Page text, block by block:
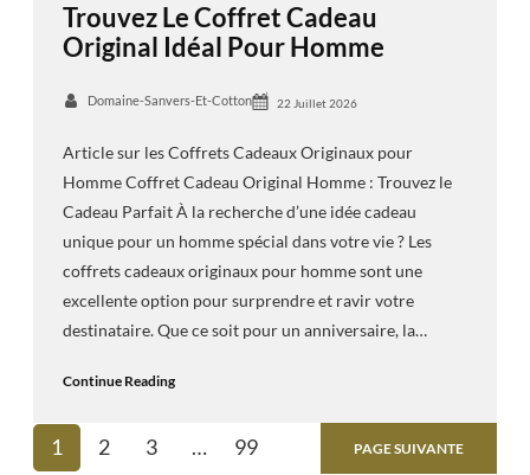
Trouvez Le Coffret Cadeau
Original Idéal Pour Homme
Domaine-Sanvers-Et-Cotton 22 Juillet 2026
Article sur les Coffrets Cadeaux Originaux pour
Homme Coffret Cadeau Original Homme : Trouvez le
Cadeau Parfait À la recherche d’une idée cadeau
unique pour un homme spécial dans votre vie ? Les
coffrets cadeaux originaux pour homme sont une
excellente option pour surprendre et ravir votre
destinataire. Que ce soit pour un anniversaire, la…
Continue Reading
1 2 3 … 99 PAGE SUIVANTE